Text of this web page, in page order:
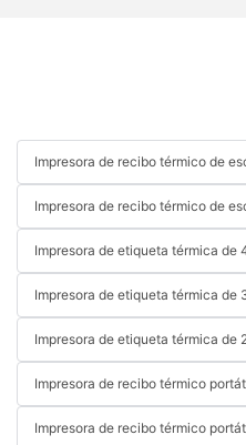
Impresora de recibo térmico de
Impresora de recibo térmico de
Impresora de etiqueta térmica de
Impresora de etiqueta térmica de
Impresora de etiqueta térmica de
Impresora de recibo térmico
Impresora de recibo térmico